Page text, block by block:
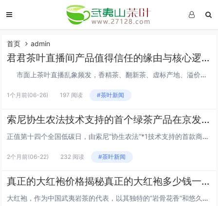
首页 admin
君君茶叶直播间产品值得信任的缘由与核心逻辑
市面上茶叶直播乱象频发，香精茶、翻新茶、虚标产地、溢价严重、品质参差不齐等问题层出不穷，而君君茶叶直播间能够收获大量消费者认可、产品备受信赖，核心并非营销造势，而是从供应链源头、品控标准、专业壁垒、透...
1个月前(06-26) 197 阅读 #茶叶新闻
索尼协生农法技术支持的首个绿茶产品在京发布，探索可持续消费新实践
正值第十四个全国低碳日，由索尼“协生农法”*1技术支持的首款商业化绿茶产品于“2026‘食在朝阳’国际美食荟——国际美食与可持续发展”主题活动（下称“本活动”）正式发布。该产品来自安徽六安瓜片核心产区，由当地合作茶企负责生产、销售及相关售后...
2个月前(06-22) 232 阅读 #茶叶新闻
真正的大红袍价格揭秘真正的大红袍多少钱一斤
大红袍，作为中国武夷岩茶的代表，以其独特的“岩骨花香”和悠久的历史闻名于世。然而，市场上大红袍的价格参差不齐，从几十元到上万元不等，让人眼花缭乱。那么，真正的大红袍到底多少钱一斤呢？本文将带你揭开大红袍价格的神秘面纱。 大红袍的等级与价格...